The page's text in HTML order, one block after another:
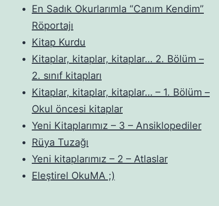
En Sadık Okurlarımla “Canım Kendim”
Röportajı
Kitap Kurdu
Kitaplar, kitaplar, kitaplar… 2. Bölüm –
2. sınıf kitapları
Kitaplar, kitaplar, kitaplar… – 1. Bölüm –
Okul öncesi kitaplar
Yeni Kitaplarımız – 3 – Ansiklopediler
Rüya Tuzağı
Yeni kitaplarımız – 2 – Atlaslar
Eleştirel OkuMA ;)